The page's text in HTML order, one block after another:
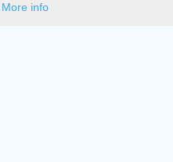
More info